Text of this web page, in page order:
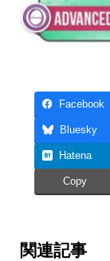
Facebook
Bluesky
Hatena
Copy
関連記事